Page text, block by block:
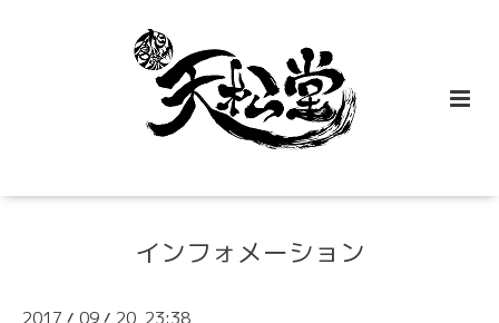
インフォメーション
2017 / 09 / 20 23:38